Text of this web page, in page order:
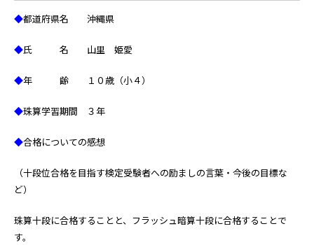
◆都道府県名 沖縄県
◆氏 名 山里 姫愛
◆年 齢 １０歳（小４）
◆珠算学習期間 ３年
◆合格についての感想
（十段位合格を目指す検定受験者への励ましの言葉・今後の目標な
ど）
珠算十段に合格することと、フラッシュ暗算十段に合格することで
す。